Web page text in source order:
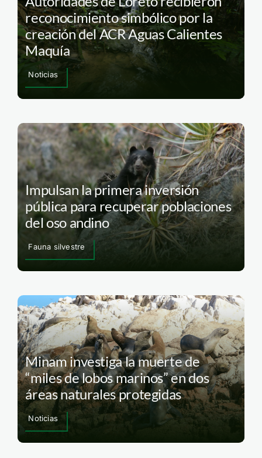
reconocimiento simbólico por la
creación del ACR Aguas Calientes
Maquía
Noticias
Impulsan la primera inversión
pública para recuperar poblaciones
del oso andino
Fauna silvestre
Minam investiga la muerte de
“miles de lobos marinos” en dos
áreas naturales protegidas
Noticias